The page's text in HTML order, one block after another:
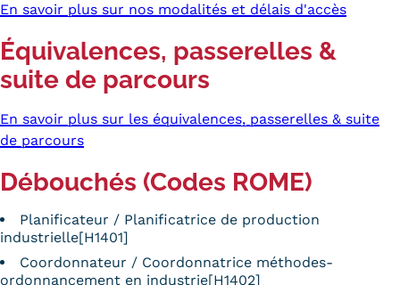
En savoir plus sur nos modalités et délais d'accès
Équivalences, passerelles &
suite de parcours
En savoir plus sur les équivalences, passerelles & suite
de parcours
Débouchés (Codes ROME)
Planificateur / Planificatrice de production
industrielle[H1401]
Coordonnateur / Coordonnatrice méthodes-
ordonnancement en industrie[H1402]